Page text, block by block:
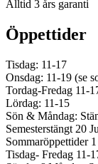
Alltid 3 års garanti
Öppettider
Tisdag: 11-17
Onsdag: 11-19 (se
Tordag-Fredag 11-
Lördag: 11-15
Sön & Måndag:
Semesterstängt 20
Sommaröppettider
Tisdag- Fredag 11-